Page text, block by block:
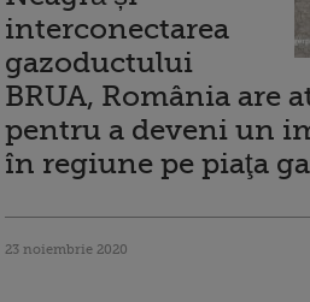
interconectarea
gazoductului
BRUA, România are
pentru a deveni un
în regiune pe piaţa
23 noiembrie 2020